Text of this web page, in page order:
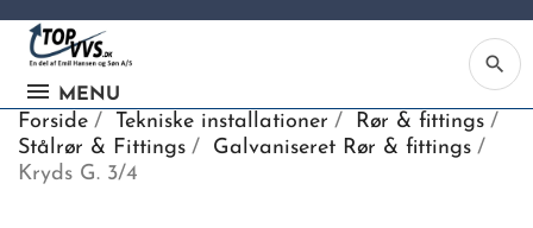
MENU
search
Forside Tekniske installationer
Rør & fittings
Stålrør & Fittings
Galvaniseret Rør & fittings
Kryds G. 3/4